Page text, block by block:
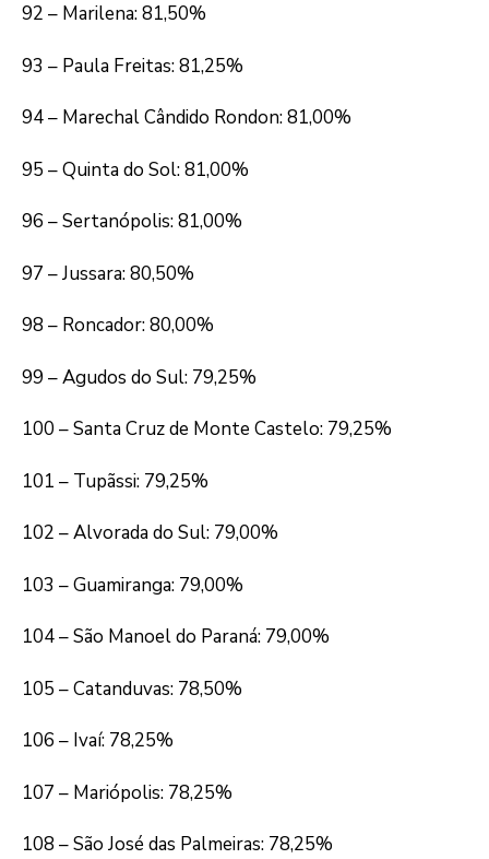
92 – Marilena: 81,50%
93 – Paula Freitas: 81,25%
94 – Marechal Cândido Rondon: 81,00%
95 – Quinta do Sol: 81,00%
96 – Sertanópolis: 81,00%
97 – Jussara: 80,50%
98 – Roncador: 80,00%
99 – Agudos do Sul: 79,25%
100 – Santa Cruz de Monte Castelo: 79,25%
101 – Tupãssi: 79,25%
102 – Alvorada do Sul: 79,00%
103 – Guamiranga: 79,00%
104 – São Manoel do Paraná: 79,00%
105 – Catanduvas: 78,50%
106 – Ivaí: 78,25%
107 – Mariópolis: 78,25%
108 – São José das Palmeiras: 78,25%